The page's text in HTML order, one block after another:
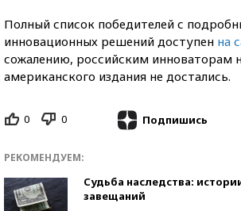
Полный список победителей с
инновационных решений доступен на
сожалению, российским инноваторам
американского издания не достались.
0 0 Подпишись
РЕКОМЕНДУЕМ:
Судьба наследства:
завещаний